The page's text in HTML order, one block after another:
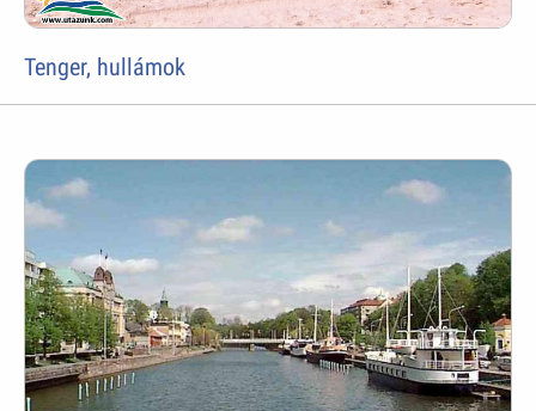
Tenger, hullámok